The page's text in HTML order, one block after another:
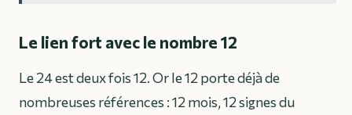
Le lien fort avec le nombre 12
Le 24 est deux fois 12. Or le 12 porte déjà de
nombreuses références : 12 mois, 12 signes du